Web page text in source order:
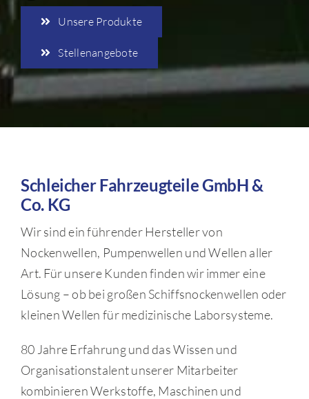
Unsere Produkte
Stellenangebote
Schleicher Fahrzeugteile GmbH &
Co. KG
Wir sind ein führender Hersteller von
Nockenwellen, Pumpenwellen und Wellen aller
Art. Für unsere Kunden finden wir immer eine
Lösung – ob bei großen Schiffsnockenwellen oder
kleinen Wellen für medizinische Laborsysteme.
80 Jahre Erfahrung und das Wissen und
Organisationstalent unserer Mitarbeiter
kombinieren Werkstoffe, Maschinen und